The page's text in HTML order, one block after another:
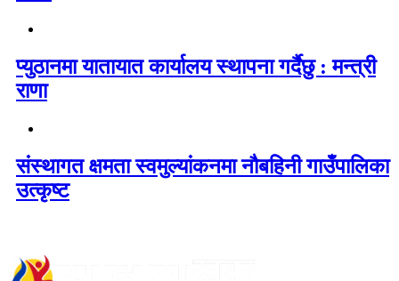
प्युठानमा यातायात कार्यालय स्थापना गर्दैछु : मन्त्री
राणा
संस्थागत क्षमता स्वमुल्यांकनमा नौबहिनी गाउँपालिका
उत्कृष्ट